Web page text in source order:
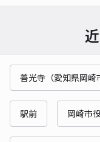
善光寺（愛知県岡崎
駅前 岡崎市